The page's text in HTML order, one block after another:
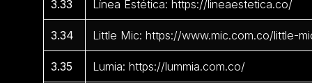
3.33 Línea Estética: https://lineaestetica.co/
3.34 Little Mic: https://www.mic.com.co/little-
3.35 Lumia: https://lummia.com.co/